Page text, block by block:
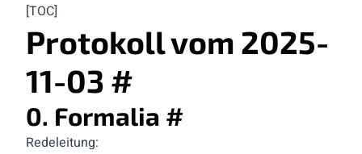
[TOC]
Protokoll vom 2025-
11-03 #
0. Formalia #
Redeleitung: